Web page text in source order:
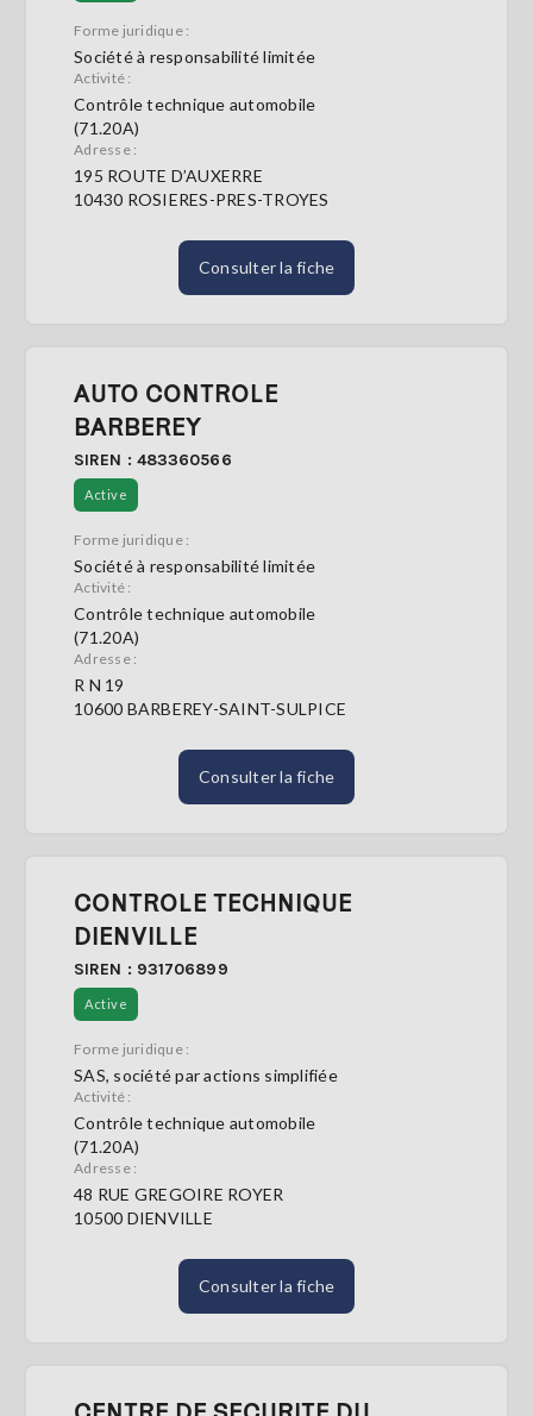
Forme juridique :
Société à responsabilité limitée
Activité :
Contrôle technique automobile
(71.20A)
Adresse :
195 ROUTE D’AUXERRE
10430 ROSIERES-PRES-TROYES
Consulter la fiche
AUTO CONTROLE
BARBEREY
SIREN : 483360566
Active
Forme juridique :
Société à responsabilité limitée
Activité :
Contrôle technique automobile
(71.20A)
Adresse :
R N 19
10600 BARBEREY-SAINT-SULPICE
Consulter la fiche
CONTROLE TECHNIQUE
DIENVILLE
SIREN : 931706899
Active
Forme juridique :
SAS, société par actions simplifiée
Activité :
Contrôle technique automobile
(71.20A)
Adresse :
48 RUE GREGOIRE ROYER
10500 DIENVILLE
Consulter la fiche